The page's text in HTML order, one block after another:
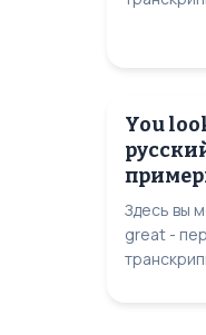
You
Здесь вы
great -